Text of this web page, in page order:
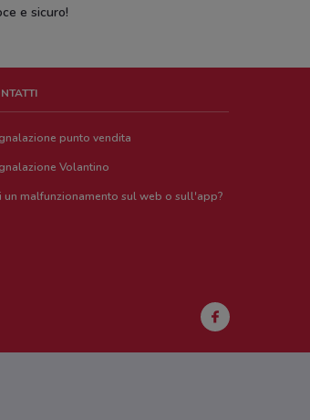
e sicuro!
punto vendita
Volantino
un malfunzionamento sul web o sull'app?